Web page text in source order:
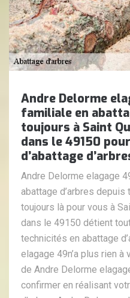
Andre Delorme
familiale en
toujours à Saint
dans le 49150
d’abattage
Andre Delorme elagage
abattage d’arbres
toujours là pour vous à
dans le 49150 détient
technicités en abattage
elagage 49n’a plus rien à
de Andre Delorme
confirmer en réalisant